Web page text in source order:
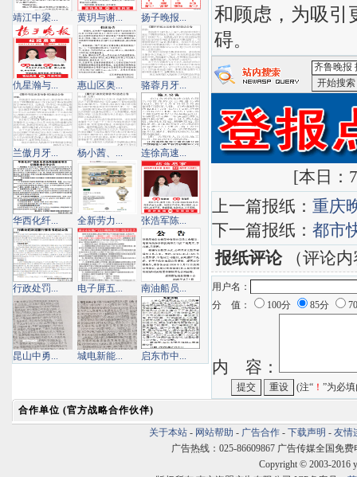
和顾虑，为吸引
碍。
[本日：
上一篇报纸： 重庆
下一篇报纸： 都市
报纸评论（评论内
用户名：
分 值：
100分 85分
内 容：
(注“ ！ ”为必
靖江中梁... 黄玥与谢... 扬子晚报...
仇星瀚与... 惠山区奥... 骆蓉月牙...
兰傲月牙... 杨小茜、... 连徐高速...
华西化纤... 全新劳力... 张浩军陈...
行政处罚... 电子屏五... 南油船员...
昆山中勇... 城电新能... 启东市中...
合作单位 (官方战略合作伙伴)
关于本站 - 网站帮助 - 广告合作 - 下载声明 - 友情
广告热线：025-86609867 广告传媒全国免费
Copyright © 2003-2016